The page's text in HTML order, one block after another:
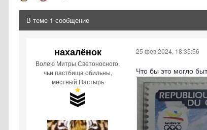
В теме 1 сообщение
нахалёнок
Волею Митры Светоносного,
чьи пастбища обильны,
местный Пастырь
25 фев 2024, 18:35:56
Что бы это могло